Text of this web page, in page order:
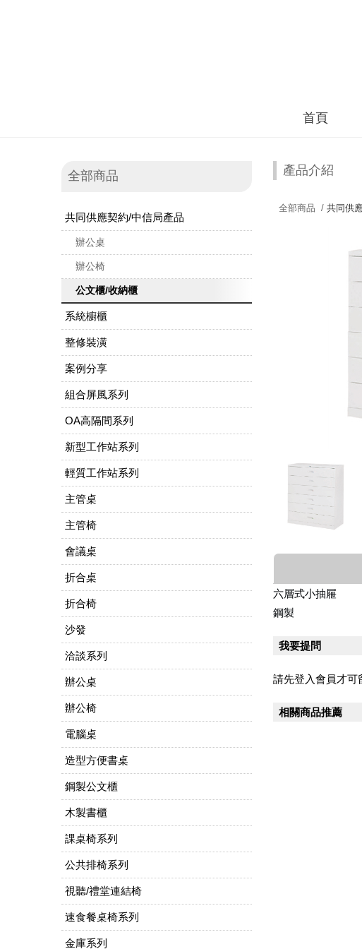
首頁
全部商品
共同供應契約/中信局產品
辦公桌
辦公椅
公文櫃/收納櫃
系統櫥櫃
整修裝潢
案例分享
組合屏風系列
OA高隔間系列
新型工作站系列
輕質工作站系列
主管桌
主管椅
會議桌
折合桌
折合椅
沙發
洽談系列
辦公桌
辦公椅
電腦桌
造型方便書桌
鋼製公文櫃
木製書櫃
課桌椅系列
公共排椅系列
視聽/禮堂連結椅
速食餐桌椅系列
金庫系列
產品介紹
全部商品 / 共同供
六層式小抽屜
鋼製
我要提問
請先登入會員才可
相關商品推薦